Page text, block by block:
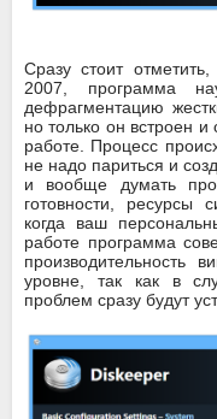
Сразу стоит
2007, программа
дефрагментацию
но только он встроен и
работе. Процесс
не надо париться и
и вообще думать
готовности, ресурсы
когда ваш
работе программа
производительность
уровне, так как в
проблем сразу будут